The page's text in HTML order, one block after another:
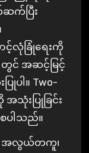
ဆက်ပြီး
င့်လုံခြုံရေးကို
တွင် အဆင့်မြင့်
ြုပါ။ Two-
အသုံးပြုခြင်း
ပါသည်။
ည် အလွယ်တကူ၊